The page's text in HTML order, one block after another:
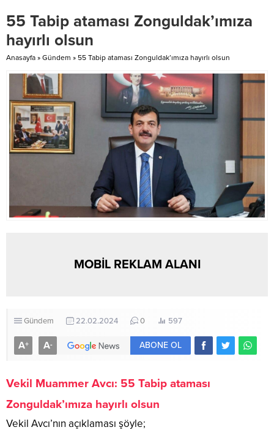
çocukların eğitimine olan
katkılarını, kaleme aldığı eserlerle
de pekiştiriyor ve okurları,
özellikle çocukları, farklı
Eğitim Bakanlığı’na bağlı resmi ve
özel eğitim kurumlarının yanı sıra
55 Tabip ataması Zonguldak’ımıza
hayırlı olsun
Anasayfa » Gündem » 55 Tabip ataması Zonguldak’ımıza hayırlı olsun
MOBİL REKLAM ALANI
Gündem 22.02.2024 0 597
A+ A- ABONE OL
Vekil Muammer Avcı: 55 Tabip ataması
Zonguldak’ımıza hayırlı olsun
Vekil Avcı’nın açıklaması şöyle;